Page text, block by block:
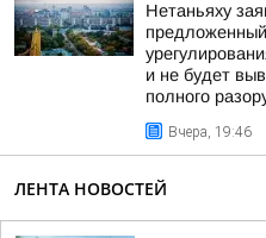
Нетаньяху
и не будет
полного
Вчера, 19:46
ЛЕНТА НОВОСТЕЙ